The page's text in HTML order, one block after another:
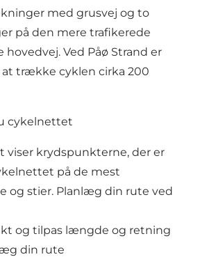
med grusvej og to
på den mere trafikerede
hovedvej. Ved Påø Strand er
trække cyklen cirka 200
cykelnettet
viser krydspunkterne, der er
på de mest
og stier. Planlæg din rute ved
og tilpas længde og retning
din rute